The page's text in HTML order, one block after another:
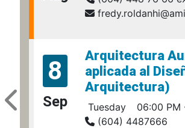
8
Sep
Arquitectura
aplicada al
Arquitectura)
Tuesday
06:00 PM
(604) 4487666